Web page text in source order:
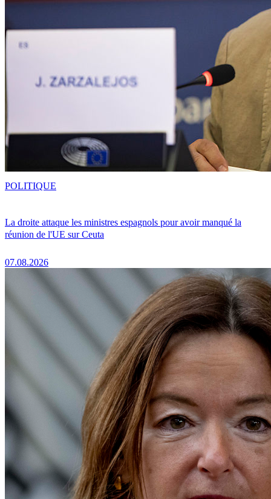
La droite attaque les ministres espagnols pour avoir manqué la
réunion de l'UE sur Ceuta
07.08.2026
POLITIQUE